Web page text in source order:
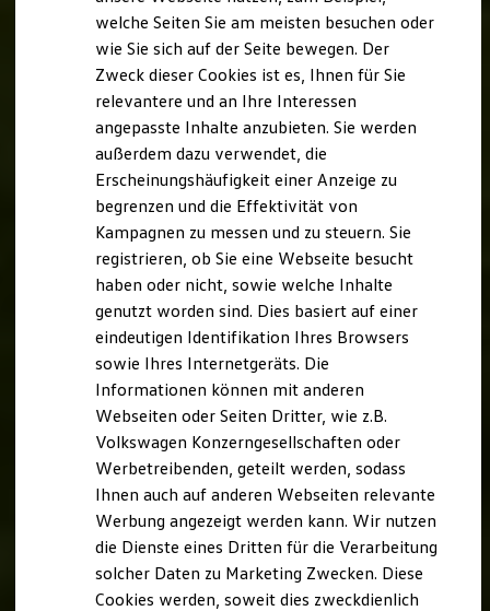
Reichweite im Winter
Rekuperation
Laden unterwegs
Laden Zuhause
Ladestationen finden
Ladezeitensimulator
Batterie
Sicherheit
Garantie und Lebensdauer
Technologie
Kosten und Kauf
Verbrauchskosten
Kaufoptionen
E-Auto-Förderung
Software und Konnektivität
Die ID. Software 6
ID. Software Versionen und Updates
Digitale Extras
Schnittstellen zu Ihrem ID.
Hybridautos
Marke und Erlebnis
Volkswagen R und R Experience
R-Modelle
R Experience
Driving Experience
Volkswagen entdecken
Werkbesichtigung
Factory visit
welche Seiten Sie am meisten besuchen oder
wie Sie sich auf der Seite bewegen. Der
Zweck dieser Cookies ist es, Ihnen für Sie
relevantere und an Ihre Interessen
angepasste Inhalte anzubieten. Sie werden
außerdem dazu verwendet, die
Erscheinungshäufigkeit einer Anzeige zu
begrenzen und die Effektivität von
Kampagnen zu messen und zu steuern. Sie
registrieren, ob Sie eine Webseite besucht
haben oder nicht, sowie welche Inhalte
genutzt worden sind. Dies basiert auf einer
eindeutigen Identifikation Ihres Browsers
sowie Ihres Internetgeräts. Die
Informationen können mit anderen
Webseiten oder Seiten Dritter, wie z.B.
Volkswagen Konzerngesellschaften oder
Werbetreibenden, geteilt werden, sodass
Ihnen auch auf anderen Webseiten relevante
Werbung angezeigt werden kann. Wir nutzen
die Dienste eines Dritten für die Verarbeitung
solcher Daten zu Marketing Zwecken. Diese
Cookies werden, soweit dies zweckdienlich